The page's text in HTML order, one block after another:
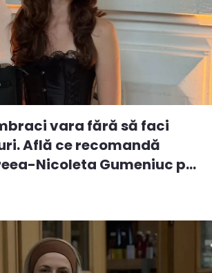
vara fără să faci
Află ce recomandă
Nicoleta Gumeniuc p...